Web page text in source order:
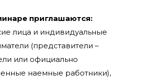
приглашаются:
лица и индивидуальные
(представители –
или официально
наемные работники),